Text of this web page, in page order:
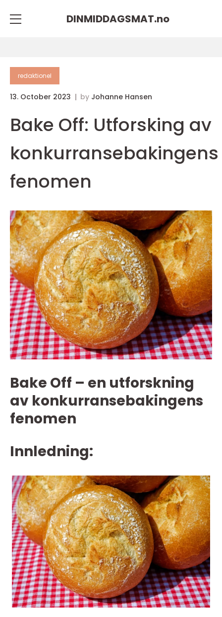
DINMIDDAGSMAT.no
redaktionel
13. October 2023 by Johanne Hansen
Bake Off: Utforsking av
konkurransebakingens
fenomen
Bake Off – en utforskning
av konkurransebakingens
fenomen
Innledning: